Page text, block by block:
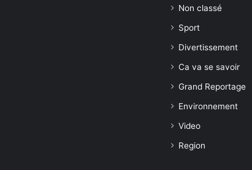
Non classé
Sport
Divertissement
Ca va se savoir
Grand Reportage
Environnement
Video
Region